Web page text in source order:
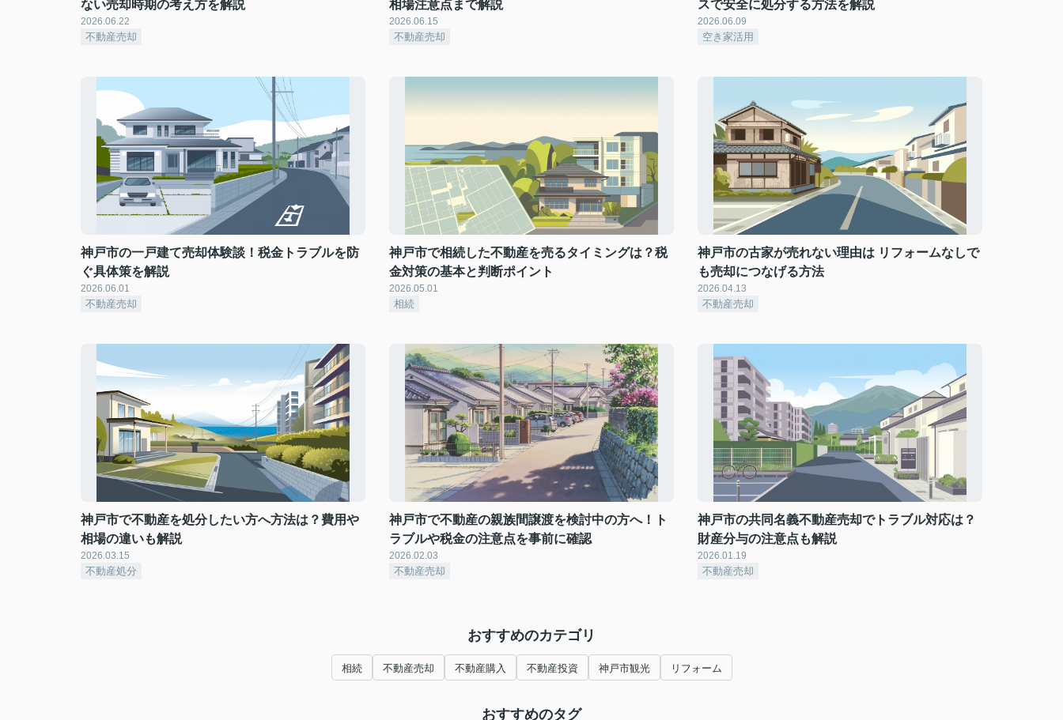
ない売却時期の考え方を解説
2026.06.22
不動産売却
相場注意点まで解説
2026.06.15
不動産売却
スで安全に処分する方法を解説
2026.06.09
空き家活用
神戸市の一戸建て売却体験談！税金トラブルを防
ぐ具体策を解説
2026.06.01
不動産売却
神戸市で相続した不動産を売るタイミングは？税
金対策の基本と判断ポイント
2026.05.01
相続
神戸市の古家が売れない理由は リフォームなしで
も売却につなげる方法
2026.04.13
不動産売却
神戸市で不動産を処分したい方へ方法は？費用や
相場の違いも解説
2026.03.15
不動産処分
神戸市で不動産の親族間譲渡を検討中の方へ！ト
ラブルや税金の注意点を事前に確認
2026.02.03
不動産売却
神戸市の共同名義不動産売却でトラブル対応は？
財産分与の注意点も解説
2026.01.19
不動産売却
おすすめのカテゴリ
相続 不動産売却 不動産購入 不動産投資 神戸市観光 リフォーム
おすすめのタグ